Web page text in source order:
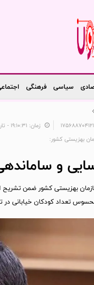
سیاسی فرهنگی
زمان: ۱۹:۱۰:۳۱ - تاریخ: ۱۴۰۴/۰۶/۱۲
بهزیستی کشور:
۴۰۰۰ کودک خیابانی در
بهزیستی کشور ضمن تشریح
تعداد کودکان خیابانی در